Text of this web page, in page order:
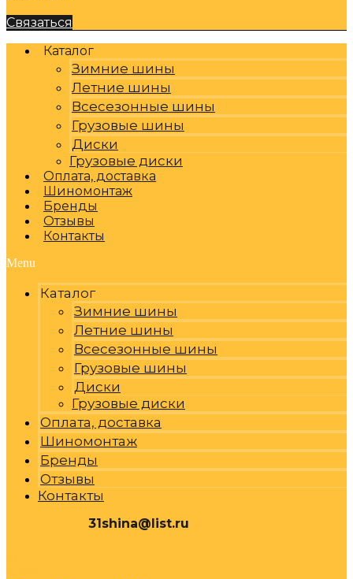
Связаться
Каталог
Зимние шины
Летние шины
Всесезонные шины
Грузовые шины
Диски
Грузовые диски
Оплата, доставка
Шиномонтаж
Бренды
Отзывы
Контакты
Menu
Каталог
Зимние шины
Летние шины
Всесезонные шины
Грузовые шины
Диски
Грузовые диски
Оплата, доставка
Шиномонтаж
Бренды
Отзывы
Контакты
31shina@list.ru